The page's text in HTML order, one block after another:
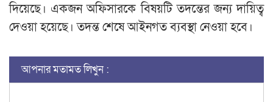
দিয়েছে। একজন অফিসারকে বিষয়টি তদন্তের জন্য দায়িত্ব
দেওয়া হয়েছে। তদন্ত শেষে আইনগত ব্যবস্থা নেওয়া হবে।
আপনার মতামত লিখুন :